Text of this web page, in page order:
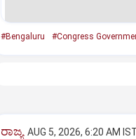
#Bengaluru #Congress
ರಾಜ್ಯ AUG 5, 2026, 6:20 AM